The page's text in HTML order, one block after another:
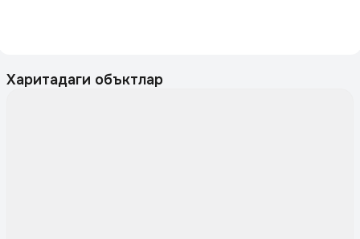
Харитадаги объктлар